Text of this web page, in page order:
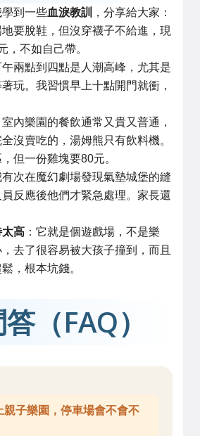
到一些血淚教訓
，分享給大家：
要脫鞋，但沒穿襪子不給進，現
，不如自己帶。
午兩點到四點是人潮高峰，尤其是
玩。我習慣早上十點開門就衝，
室內樂園的餐飲通常又貴又普通，
沒賣吃的，湯姆熊只有飲料機。
但一份雞塊要80元。
有次在魔幻劇場發現氣墊城堡的縫
反應後他們才緊急處理。家長還
高 ：它就是個遊戲場，不是樂
去了很容易被大孩子撞到，而且
，根本坑錢。
（FAQ）
親子樂園，停車場會不會不